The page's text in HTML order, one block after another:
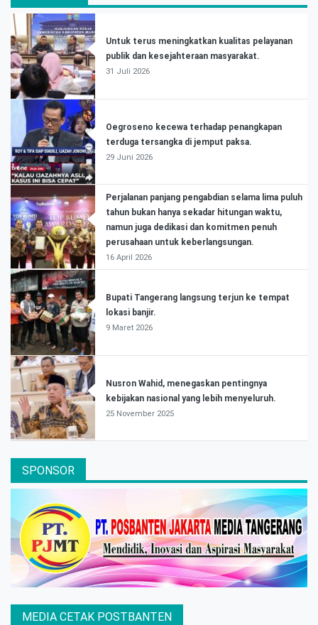
Untuk terus meningkatkan kualitas pelayanan
publik dan kesejahteraan masyarakat.
31 Juli 2026
Oegroseno kecewa terhadap penangkapan
terduga tersangka di jemput paksa.
29 Juni 2026
Perjalanan panjang pengabdian selama lima puluh
tahun bukan hanya sekadar hitungan waktu,
namun juga dedikasi dan komitmen penuh
perusahaan untuk keberlangsungan.
16 April 2026
Bupati Tangerang langsung terjun ke tempat
lokasi banjir.
9 Maret 2026
Nusron Wahid, menegaskan pentingnya
kebijakan nasional yang lebih menyeluruh.
25 November 2025
SPONSOR
MEDIA CETAK POSTBANTEN